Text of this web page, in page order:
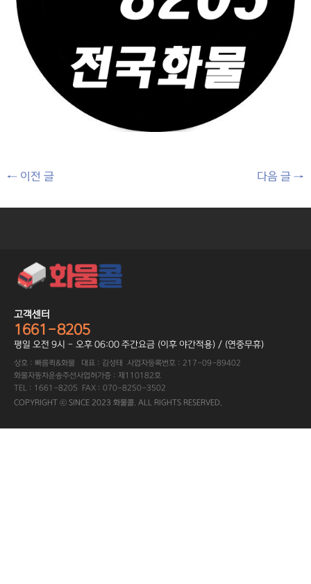
← 이전 글 다음 글 →
고객센터
1661-8205
평일 오전 9시 - 오후 06:00 주간요금 (이후 야간적용) / (연중무휴)
상호 : 빠름퀵&화물 대표 : 김성태 사업자등록번호 : 217-09-89402
화물자동차운송주선사업허가증 : 제110182호
TEL : 1661-8205 FAX : 070-8250-3502
COPYRIGHT ⓒ SINCE 2023 화물콜. ALL RIGHTS RESERVED.